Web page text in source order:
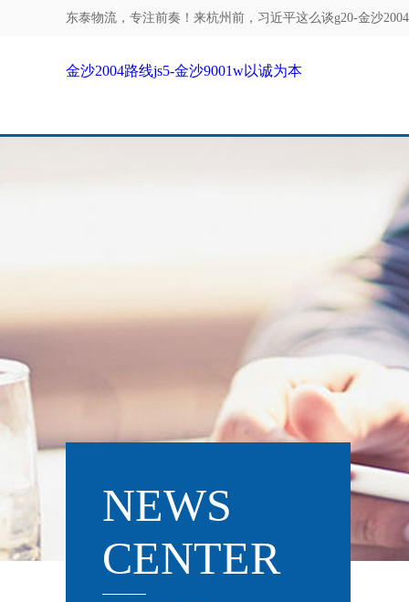
东泰物流，专注前奏！来杭州前，习近平这么谈g20-金沙
金沙2004路线js5-金沙9001w以诚为本
NEWS
CENTER